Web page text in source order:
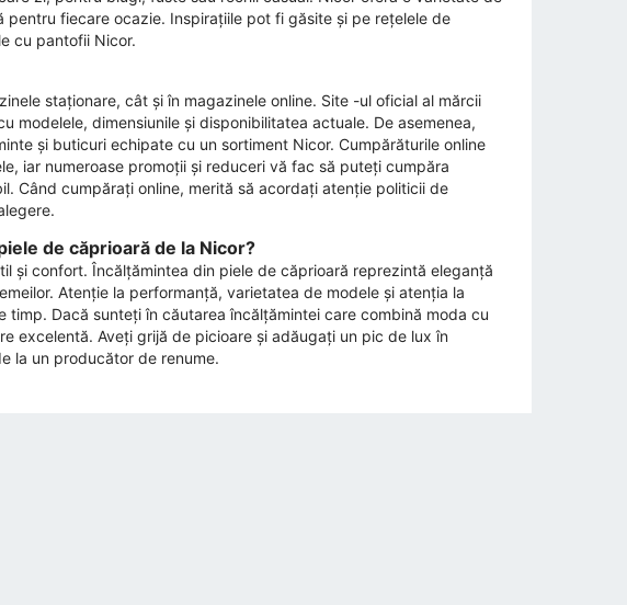
fiecare ocazie. Inspirațiile pot fi găsite și pe rețelele de
cu pantofii Nicor.
staționare, cât și în magazinele online. Site -ul oficial al mărcii
dimensiunile și disponibilitatea actuale. De asemenea,
și buticuri echipate cu un sortiment Nicor. Cumpărăturile online
iar numeroase promoții și reduceri vă fac să puteți cumpăra
Când cumpărați online, merită să acordați atenție politicii de
de căprioară de la Nicor?
și confort. Încălțămintea din piele de căprioară reprezintă eleganță
Atenție la performanță, varietatea de modele și atenția la
Dacă sunteți în căutarea încălțămintei care combină moda cu
excelentă. Aveți grijă de picioare și adăugați un pic de lux în
la un producător de renume.